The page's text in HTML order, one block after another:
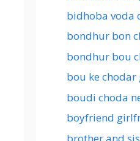
bidhoba voda
bondhur bon
bondhur bou
bou ke chodar
boudi choda
boyfriend
brother and